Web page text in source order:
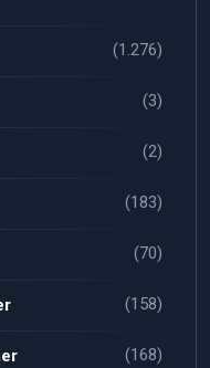
(1.276)
(3)
(2)
(183)
(70)
(158)
(168)